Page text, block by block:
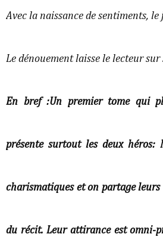
Avec la naissance de sentiments, le
Le dénouement laisse le lecteur sur
En bref :Un premier tome qui
présente surtout les deux héros:
charismatiques et on partage
du récit. Leur attirance est omni-